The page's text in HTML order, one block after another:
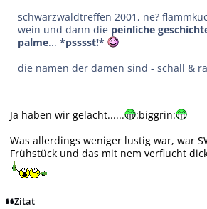
schwarzwaldtreffen 2001, ne?
wein und dann die peinliche
palme...*psssst!*
die namen der damen sind - schall &
Ja haben wir gelacht......
:biggrin:
Was allerdings weniger lustig war, war
Frühstück und das mit nem verflucht
Zitat